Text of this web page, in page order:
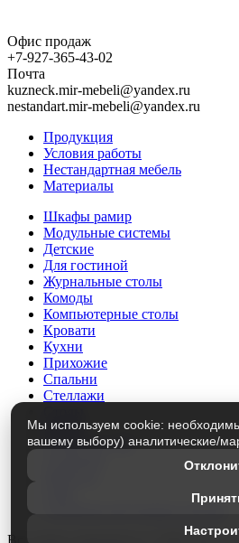
Офис продаж
+7-927-365-43-02
Почта
kuzneck.mir-mebeli@yandex.ru
nestandart.mir-mebeli@yandex.ru
Продукция
Условия работы
Нестандартная мебель
Материалы
Шкафы рамир
Модульные системы
Детские
Для гостиной
Журнальные столы
Комоды
Компьютерные столы
Кровати
Кухни
Прихожие
Спальни
Стеллажи
Трюмо
Тумбы под ТВ
Элементы модульных систем
Все права защищены © 1999-2026
Мы используем cookie:
вашему выбору) аналитические/